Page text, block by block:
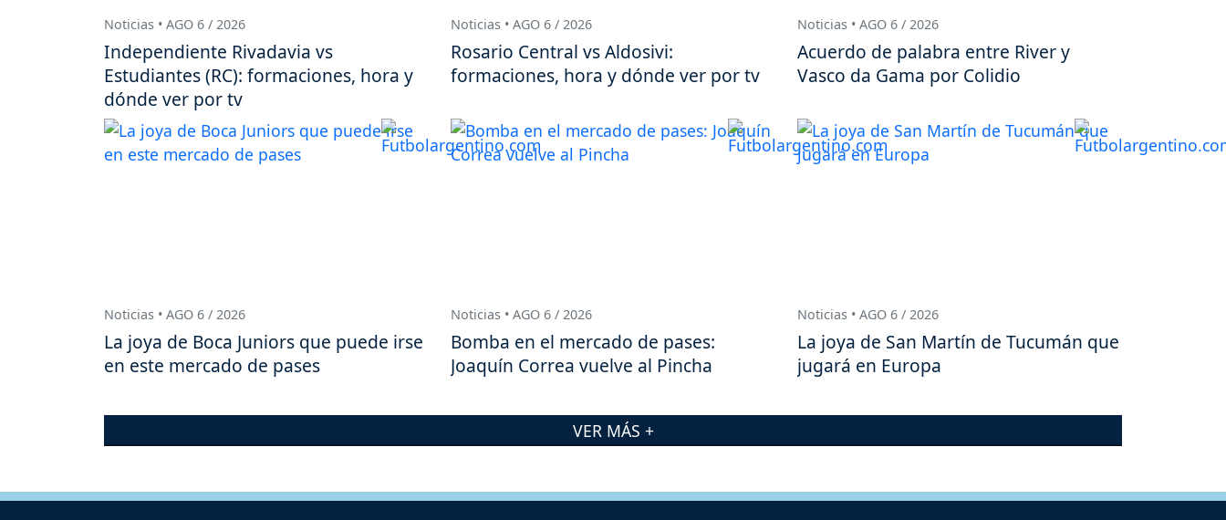
Noticias • AGO 6 / 2026
Independiente Rivadavia vs
Estudiantes (RC): formaciones, hora y
dónde ver por tv
Noticias • AGO 6 / 2026
Rosario Central vs Aldosivi:
formaciones, hora y dónde ver por tv
Noticias • AGO 6 / 2026
Acuerdo de palabra entre River y
Vasco da Gama por Colidio
Noticias • AGO 6 / 2026
La joya de Boca Juniors que puede irse
en este mercado de pases
Noticias • AGO 6 / 2026
Bomba en el mercado de pases:
Joaquín Correa vuelve al Pincha
Noticias • AGO 6 / 2026
La joya de San Martín de Tucumán que
jugará en Europa
VER MÁS +